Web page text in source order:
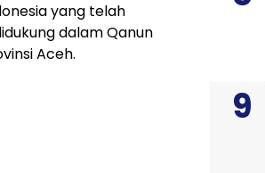
yang telah
dalam Qanun
Aceh.